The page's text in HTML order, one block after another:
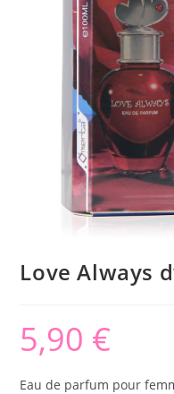
Love Always
5,90 €
Eau de parfum pour